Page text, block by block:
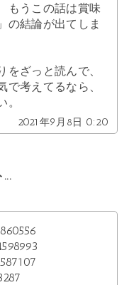
もうこの話は賞味
の結論が出てしま
をざっと読んで、
考えてるなら、
2021年9月8日 0:20